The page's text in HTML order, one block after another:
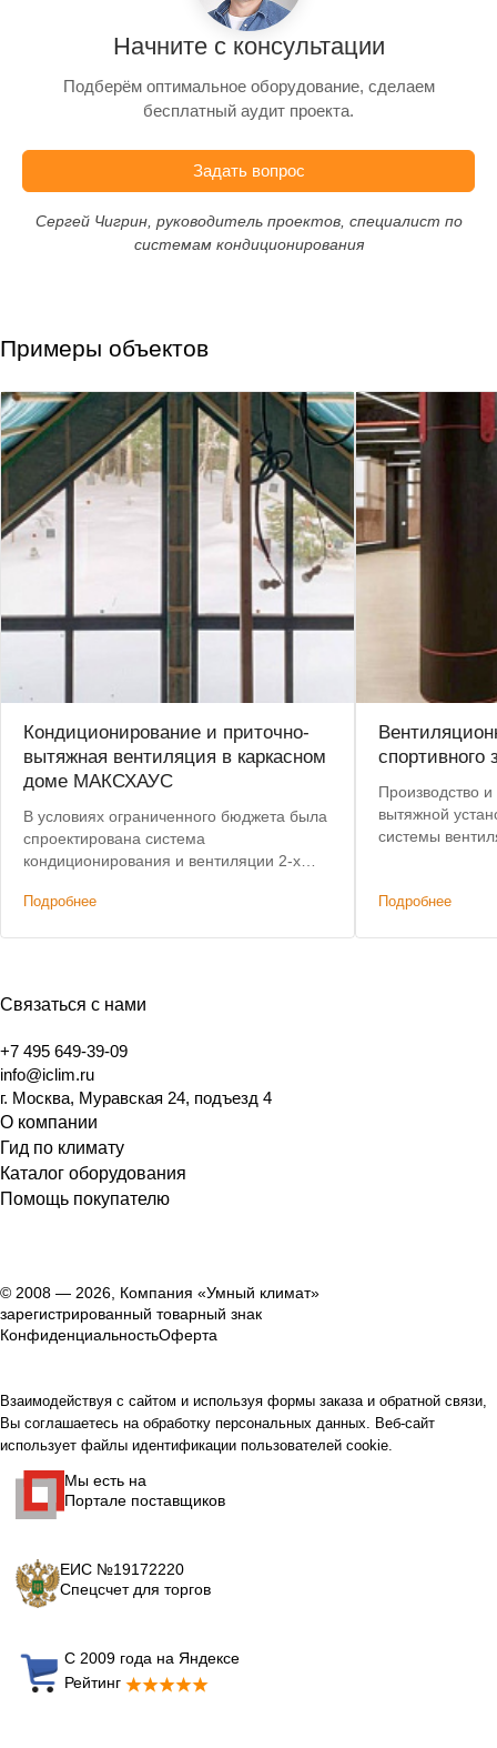
Начните с консультации
Подберём оптимальное оборудование, сделаем
бесплатный аудит проекта.
Задать вопрос
Сергей Чигрин, руководитель проектов, специалист по
системам кондиционирования
Примеры объектов
Кондиционирование и приточно-
вытяжная вентиляция в каркасном
доме МАКСХАУС
В условиях ограниченного бюджета была
спроектирована система
кондиционирования и вентиляции 2-х
характеристикам премиальным
Подробнее
спортивного
Производство
вытяжной
системы
Подробнее
Связаться с нами
+7 495 649-39-09
info@iclim.ru
г. Москва, Муравская 24, подъезд 4
О компании
Гид по климату
Каталог оборудования
Помощь покупателю
© 2008 — 2026, Компания «Умный климат»
зарегистрированный товарный знак
КонфиденциальностьОферта
Взаимодействуя с сайтом и используя формы заказа и обратной связи,
Вы соглашаетесь на обработку персональных данных. Веб-сайт
использует файлы идентификации пользователей cookie.
Мы есть на
Портале поставщиков
ЕИС №19172220
Спецсчет для торгов
С 2009 года на Яндексе
Рейтинг